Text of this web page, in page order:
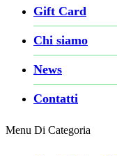
Gift Card
Chi siamo
News
Contatti
Menu Di Categoria